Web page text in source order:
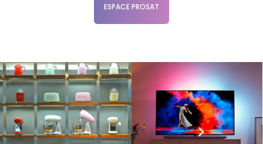
ESPACE PROSAT